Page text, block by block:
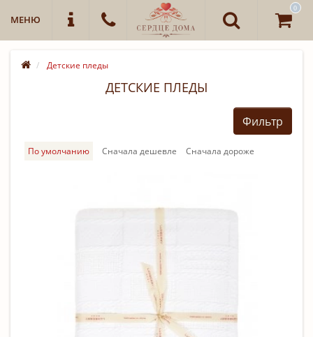
МЕНЮ
0
Детские пледы
ДЕТСКИЕ ПЛЕДЫ
Фильтр
По умолчанию Cначала дешевле Cначала дороже